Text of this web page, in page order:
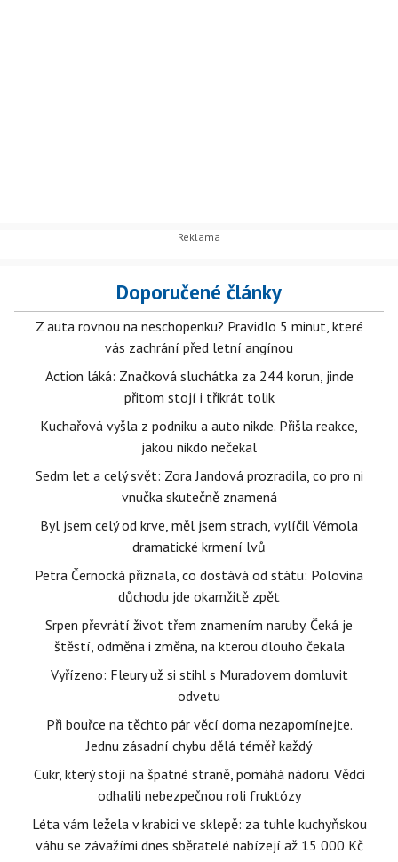
Doporučené články
Z auta rovnou na neschopenku? Pravidlo 5 minut, které
vás zachrání před letní angínou
Action láká: Značková sluchátka za 244 korun, jinde
přitom stojí i třikrát tolik
Kuchařová vyšla z podniku a auto nikde. Přišla reakce,
jakou nikdo nečekal
Sedm let a celý svět: Zora Jandová prozradila, co pro ni
vnučka skutečně znamená
Byl jsem celý od krve, měl jsem strach, vylíčil Vémola
dramatické krmení lvů
Petra Černocká přiznala, co dostává od státu: Polovina
důchodu jde okamžitě zpět
Srpen převrátí život třem znamením naruby. Čeká je
štěstí, odměna i změna, na kterou dlouho čekala
Vyřízeno: Fleury už si stihl s Muradovem domluvit
odvetu
Při bouřce na těchto pár věcí doma nezapomínejte.
Jednu zásadní chybu dělá téměř každý
Cukr, který stojí na špatné straně, pomáhá nádoru. Vědci
odhalili nebezpečnou roli fruktózy
Léta vám ležela v krabici ve sklepě: za tuhle kuchyňskou
váhu se závažími dnes sběratelé nabízejí až 15 000 Kč